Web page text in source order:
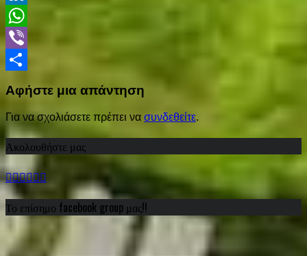
LinkedIn
WhatsApp
Viber
Αφήστε μια απάντηση
Για να σχολιάσετε πρέπει να συνδεθείτε.
Ακολουθήστε μας
Το επίσημο facebook group μας!!